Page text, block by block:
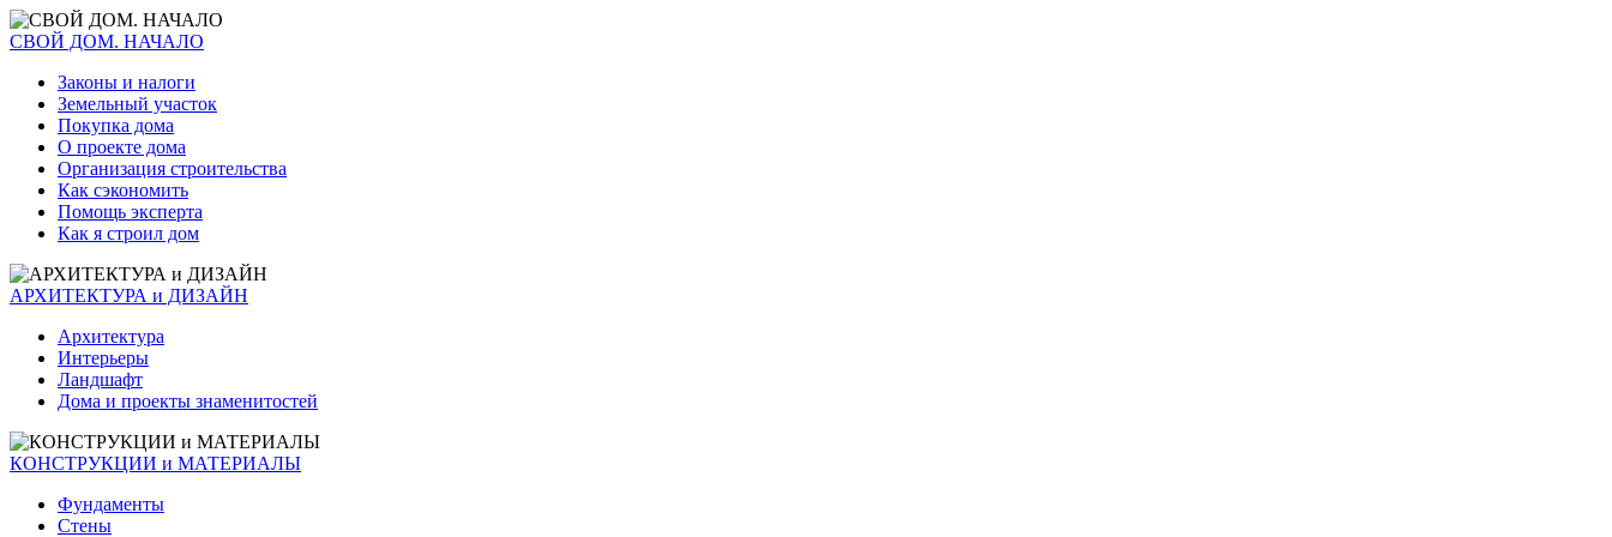
СВОЙ ДОМ. НАЧАЛО
Законы и налоги
Земельный участок
Покупка дома
О проекте дома
Организация строительства
Как сэкономить
Помощь эксперта
Как я строил дом
АРХИТЕКТУРА и ДИЗАЙН
Архитектура
Интерьеры
Ландшафт
Дома и проекты знаменитостей
КОНСТРУКЦИИ и МАТЕРИАЛЫ
Фундаменты
Стены